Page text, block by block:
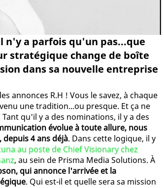
n'y a parfois qu'un pas...que
stratégique change de boîte
dans sa nouvelle entreprise
annonces R.H ! Vous le savez, à chaque
une tradition...ou presque. Et ça ne
qu'il y a des nominations, il y a des
évolue à toute allure, nous
4 ans déjà. Dans cette logique, il y
au poste de Chief Visionary chez
, au sein de Prisma Media Solutions. À
qui annonce l'arrivée et la
. Qui est-il et quelle sera sa mission